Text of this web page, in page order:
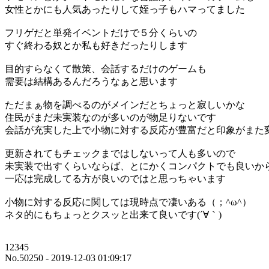
女性とかにも人気あったりして姪っ子もハマってました
フリゲだと単発イベントだけで５分くらいの
すぐ終わる奴とか私も好きだったりします
目的すらなくて散策、会話するだけのゲームも
需要は結構あるんだろうなぁと思います
ただまぁ物を調べるのがメインだとちょっと寂しいかな
住民がまだ未実装なのが多いのが物足りないです
会話が充実した上で小物に対する反応が豊富だと印象がまた
更新されてもチェックまではしないって人も多いので
未実装で出すくらいならば、とにかくコンパクトでも良いか
一応は完成してる方が良いのではと思っちゃいます
小物に対する反応に関しては現時点で凄いある（；^ω^）
ネタ的にもちょっとクスッと出来て良いです(´∀｀)
12345
No.50250 - 2019-12-03 01:09:17